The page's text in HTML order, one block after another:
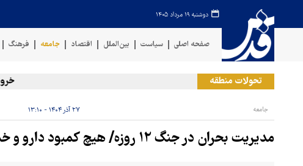
دوشنبه ۱۹ مرداد ۱۴۰۵
صفحه اصلی سیاست بین‌الملل اقتصاد جامعه فرهنگ
تحولات منطقه خروج
جامعه ۲۷ آذر ۱۴۰۴ - ۱۳:۱۰
مدیریت بحران در جنگ ۱۲ روزه/ هیچ کمبود دارو و خدمات درمانی رخ نداد